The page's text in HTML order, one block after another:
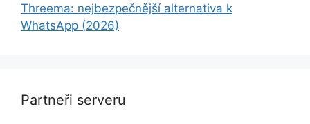
Threema: nejbezpečnější alternativa k
WhatsApp (2026)
Partneři serveru